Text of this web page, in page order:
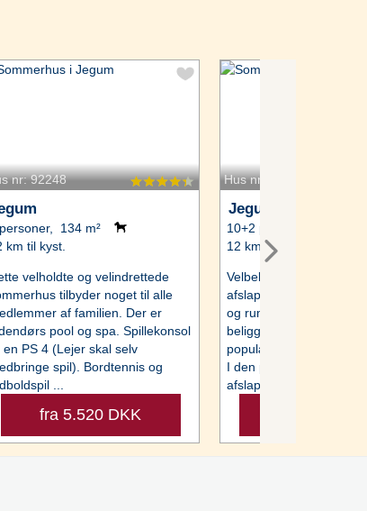
nr: 92248
134 m²
km til kyst.
velholdte og velindrettede
tilbyder noget til alle
af familien. Der er
pool og spa. Spillekonsol
en PS 4 (Lejer skal selv
spil). Bordtennis og
...
fra 5.520 DKK
Hus nr: E10253
Jegum
10+2 personer, 170 m²
12 km til kyst.
Velbeliggende poolhus
afslapning og aktivitet
og rummelige poolhus
beliggende på en stor,
populære Jegum
I den perfekte ramme
afslappende ...